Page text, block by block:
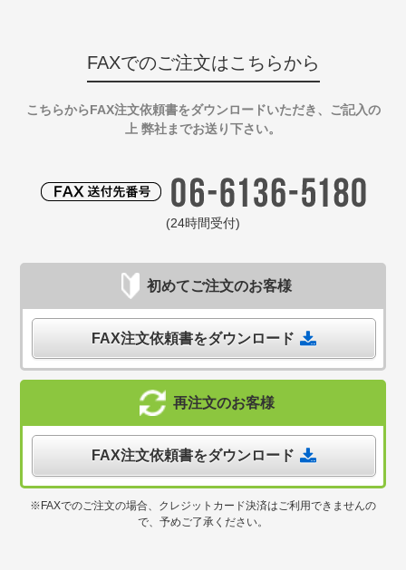
FAXでのご注文はこちらから
こちらからFAX注文依頼書をダウンロードいただき、ご記入の
上 弊社までお送り下さい。
(24時間受付)
初めてご注文のお客様
FAX注文依頼書をダウンロード
再注文のお客様
FAX注文依頼書をダウンロード
※FAXでのご注文の場合、クレジットカード決済はご利用できませんの
で、予めご了承ください。